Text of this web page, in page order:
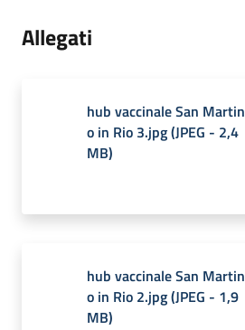
Allegati
hub vaccinale San Martin
o in Rio 3.jpg(JPEG - 2,4
MB)
hub vaccinale San Martin
o in Rio 2.jpg(JPEG - 1,9
MB)